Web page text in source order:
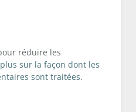
réduire les
sur la façon dont les
sont traitées.